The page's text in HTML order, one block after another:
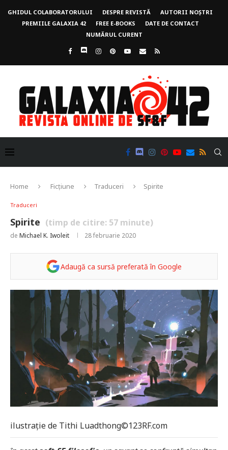
GHIDUL COLABORATORULUI DESPRE REVISTĂ
AUTORII NOȘTRI
PREMIILE GALAXIA 42
FREE E-BOOKS
DATE DE CONTACT
NUMĂRUL CURENT
Home Ficțiune Traduceri Spirite
Traduceri
Spirite (timp de citire: 57 minute)
de Michael K. Iwoleit 28 februarie 2020
Adaugă ca sursă preferată în Google
ilustrație de Tithi Luadthong©123RF.com